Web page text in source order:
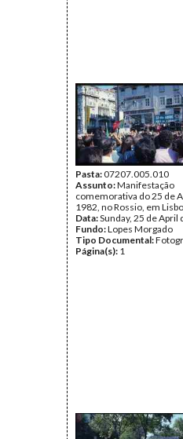
Pasta:07207.005.010
Assunto:Manifestação
comemorativa do 25 de
1982, no Rossio, em
Data:Sunday, 25 de April
Fundo:Lopes Morgado
Tipo Documental:
Página(s): 1